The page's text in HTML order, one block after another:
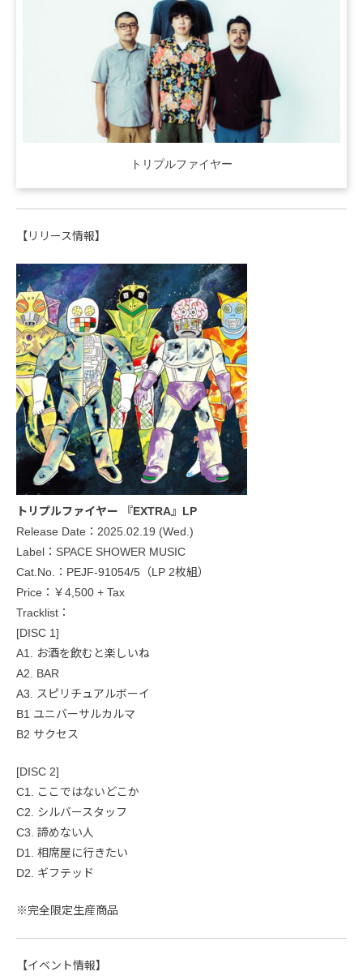
トリプルファイヤー
【リリース情報】
トリプルファイヤー 『EXTRA』LP
Release Date：2025.02.19 (Wed.)
Label：SPACE SHOWER MUSIC
Cat.No.：PEJF-91054/5（LP 2枚組）
Price：￥4,500 + Tax
Tracklist：
[DISC 1]
A1. お酒を飲むと楽しいね
A2. BAR
A3. スピリチュアルボーイ
B1 ユニバーサルカルマ
B2 サクセス
[DISC 2]
C1. ここではないどこか
C2. シルバースタッフ
C3. 諦めない人
D1. 相席屋に行きたい
D2. ギフテッド
※完全限定生産商品
【イベント情報】